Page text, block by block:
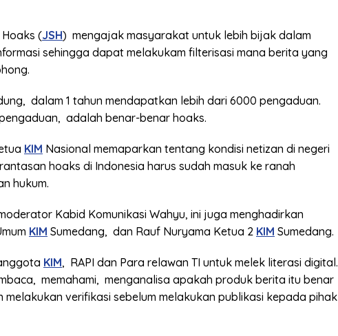
(JSH) mengajak masyarakat untuk lebih bijak dalam
sehingga dapat melakukam filterisasi mana berita yang
dalam 1 tahun mendapatkan lebih dari 6000 pengaduan.
adalah benar-benar hoaks.
KIM Nasional memaparkan tentang kondisi netizan di negeri
hoaks di Indonesia harus sudah masuk ke ranah
hukum.
Kabid Komunikasi Wahyu, ini juga menghadirkan
KIM Sumedang, dan Rauf Nuryama Ketua 2 KIM Sumedang.
KIM, RAPI dan Para relawan TI untuk melek literasi digital.
memahami, menganalisa apakah produk berita itu benar
verifikasi sebelum melakukan publikasi kepada pihak